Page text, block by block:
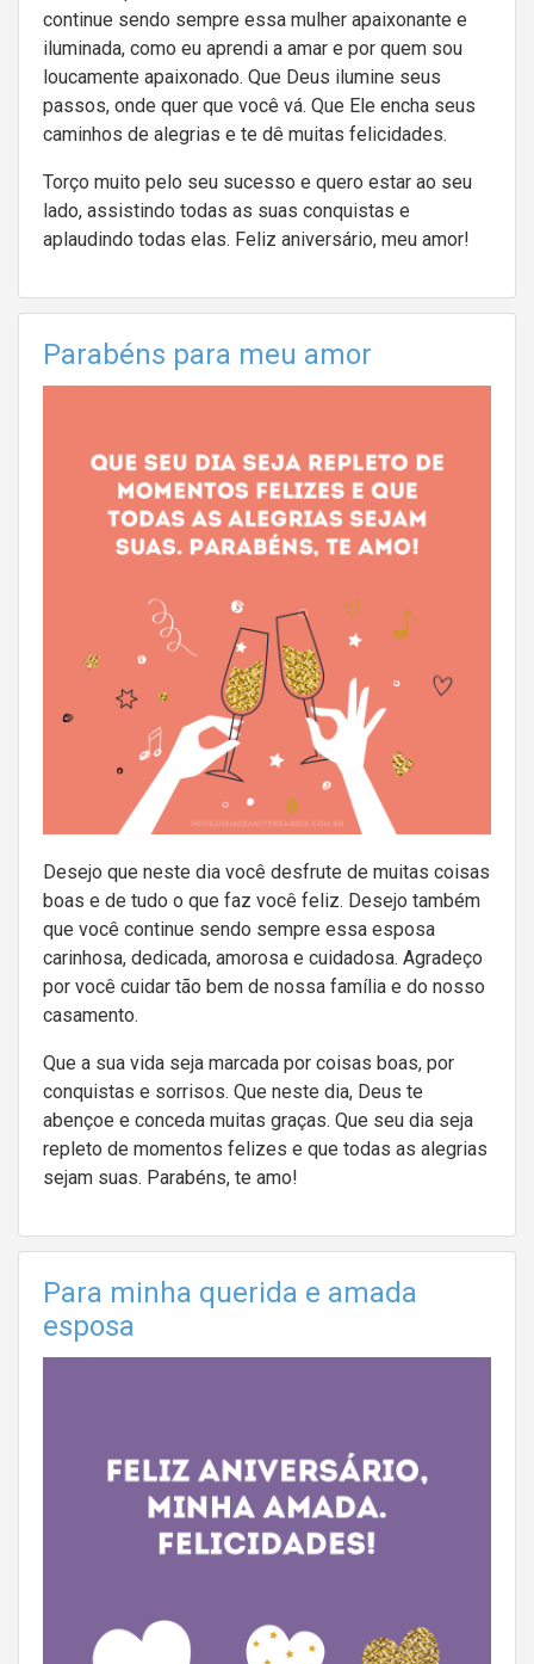
continue sendo sempre essa mulher apaixonante e
iluminada, como eu aprendi a amar e por quem sou
loucamente apaixonado. Que Deus ilumine seus
passos, onde quer que você vá. Que Ele encha seus
caminhos de alegrias e te dê muitas felicidades.
Torço muito pelo seu sucesso e quero estar ao seu
lado, assistindo todas as suas conquistas e
aplaudindo todas elas. Feliz aniversário, meu amor!
Parabéns para meu amor
Desejo que neste dia você desfrute de muitas coisas
boas e de tudo o que faz você feliz. Desejo também
que você continue sendo sempre essa esposa
carinhosa, dedicada, amorosa e cuidadosa. Agradeço
por você cuidar tão bem de nossa família e do nosso
casamento.
Que a sua vida seja marcada por coisas boas, por
conquistas e sorrisos. Que neste dia, Deus te
abençoe e conceda muitas graças. Que seu dia seja
repleto de momentos felizes e que todas as alegrias
sejam suas. Parabéns, te amo!
Para minha querida e amada
esposa